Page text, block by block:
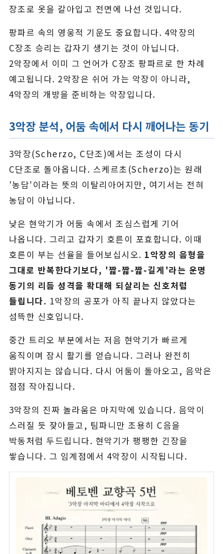
장조로 옷을 갈아입고 전면에 나선 것입니다.
팡파르 속의 영웅적 기운도 중요합니다. 4악장의
C장조 승리는 갑자기 생기는 것이 아닙니다.
2악장에서 이미 그 언어가 C장조 팡파르로 한 차례
예고됩니다. 2악장은 쉬어 가는 악장이 아니라,
4악장의 개방을 준비하는 악장입니다.
3악장 분석, 어둠 속에서 다시 깨어나는 동기
3악장(Scherzo, C단조)에서는 조성이 다시
C단조로 돌아옵니다. 스케르초(Scherzo)는 원래
'농담'이라는 뜻의 이탈리아어지만, 여기서는 전혀
농담이 아닙니다.
낮은 현악기가 어둠 속에서 조심스럽게 기어
나옵니다. 그리고 갑자기 호른이 포효합니다. 이때
호른이 부는 선율을 들어보십시오. 1악장의 음형을
그대로 반복한다기보다, '짧-짧-짧-길게'라는 운명
동기의 리듬 성격을 확대해 되살리는 신호처럼
들립니다. 1악장의 공포가 아직 끝나지 않았다는
섬뜩한 신호입니다.
중간 트리오 부분에서는 저음 현악기가 빠르게
움직이며 잠시 활기를 얻습니다. 그러나 완전히
밝아지지는 않습니다. 다시 어둠이 돌아오고, 음악은
점점 작아집니다.
3악장의 진짜 놀라움은 마지막에 있습니다. 음악이
스러질 듯 잦아들고, 팀파니만 조용히 C음을
박동처럼 두드립니다. 현악기가 팽팽한 긴장을
쌓습니다. 그 임계점에서 4악장이 시작됩니다.